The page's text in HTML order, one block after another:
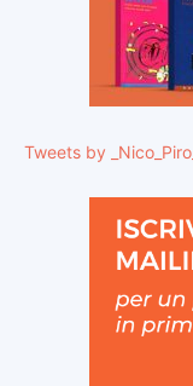
Tweets by _Nico_Piro_